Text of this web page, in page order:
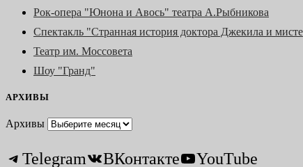
Рок-опера "Юнона и Авось" театра А.Рыбникова
Спектакль "Странная история доктора Джекила и
Театр им. Моссовета
Шоу "Гранд"
АРХИВЫ
Архивы
Telegram ВКонтакте YouTube